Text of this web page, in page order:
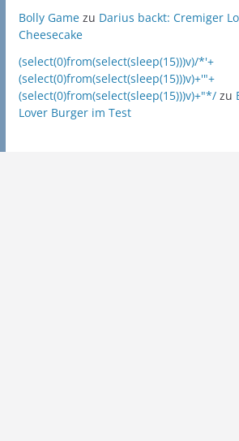
Bolly Gamezu Darius backt: Cremiger
Cheesecake
(select(0)from(select(sleep(15)))v)/*'+
(select(0)from(select(sleep(15)))v)+'"+
(select(0)from(select(sleep(15)))v)+"*/zu
Lover Burger im Test